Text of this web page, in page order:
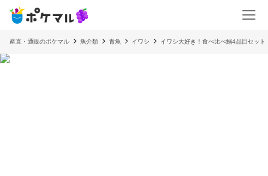
産直・通販のポケマル 魚介類 青魚 イワシ イワシ大好き！食べ比べ鰯4品目セット